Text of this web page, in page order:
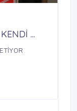
...